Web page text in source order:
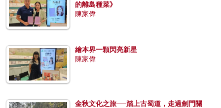
的離島種菜》
陳家偉
繪本界一顆閃亮新星
陳家偉
金秋文化之旅──踏上古蜀道，走過劍門關